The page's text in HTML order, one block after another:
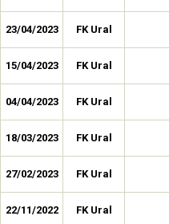
23/04/2023 FK Ural
15/04/2023 FK Ural
04/04/2023 FK Ural
18/03/2023 FK Ural
27/02/2023 FK Ural
22/11/2022 FK Ural